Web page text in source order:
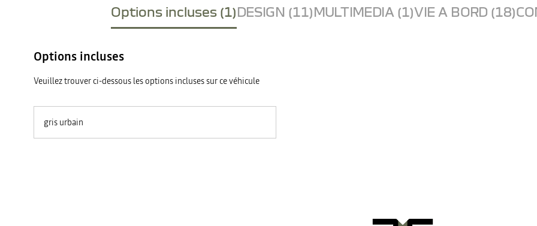
Options incluses (1)DESIGN (11)MULTIMEDIA (1)VIE A BORD (18)
Options incluses
Veuillez trouver ci-dessous les options incluses sur ce véhicule
gris urbain